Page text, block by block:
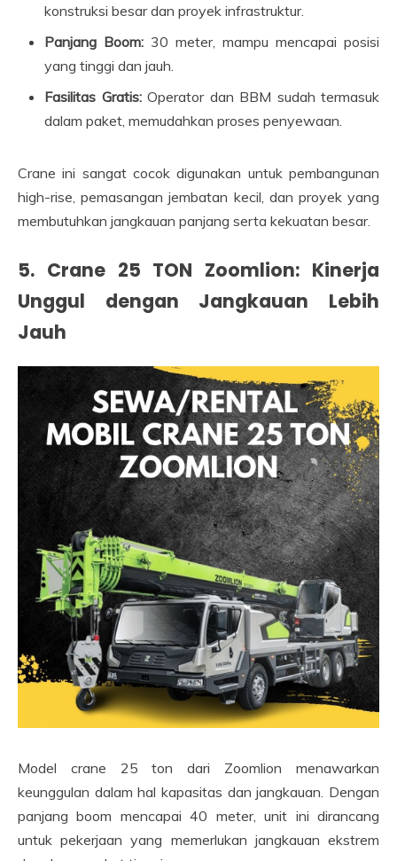
konstruksi besar dan proyek infrastruktur.
Panjang Boom: 30 meter, mampu mencapai posisi
yang tinggi dan jauh.
Fasilitas Gratis:Operator dan BBM sudah termasuk
dalam paket, memudahkan proses penyewaan.
Crane ini sangat cocok digunakan untuk pembangunan
high-rise, pemasangan jembatan kecil, dan proyek yang
membutuhkan jangkauan panjang serta kekuatan besar.
5. Crane 25 TON Zoomlion: Kinerja
Unggul dengan Jangkauan Lebih
Jauh
Model crane 25 ton dari Zoomlion menawarkan
keunggulan dalam hal kapasitas dan jangkauan. Dengan
panjang boom mencapai 40 meter, unit ini dirancang
untuk pekerjaan yang memerlukan jangkauan ekstrem